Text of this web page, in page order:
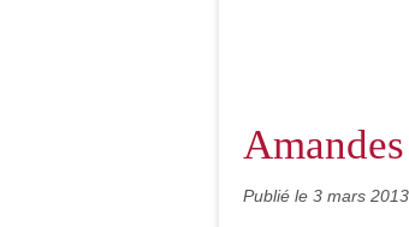
Publié le 3 mars 2013